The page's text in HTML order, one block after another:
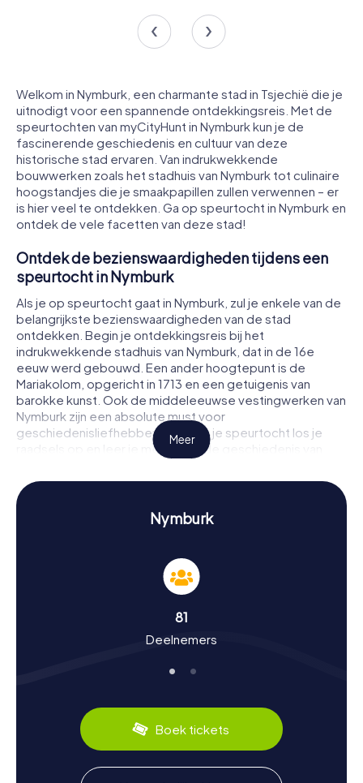
Welkom in Nymburk, een charmante stad in Tsjechië die je
uitnodigt voor een spannende ontdekkingsreis. Met de
speurtochten van myCityHunt in Nymburk kun je de
fascinerende geschiedenis en cultuur van deze
historische stad ervaren. Van indrukwekkende
bouwwerken zoals het stadhuis van Nymburk tot culinaire
hoogstandjes die je smaakpapillen zullen verwennen – er
is hier veel te ontdekken. Ga op speurtocht in Nymburk en
ontdek de vele facetten van deze stad!
Ontdek de bezienswaardigheden tijdens een
speurtocht in Nymburk
Als je op speurtocht gaat in Nymburk, zul je enkele van de
belangrijkste bezienswaardigheden van de stad
ontdekken. Begin je ontdekkingsreis bij het
indrukwekkende stadhuis van Nymburk, dat in de 16e
eeuw werd gebouwd. Een ander hoogtepunt is de
Mariakolom, opgericht in 1713 en een getuigenis van
barokke kunst. Ook de middeleeuwse vestingwerken van
Nymburk zijn een absolute must voor
geschiedenisliefhebbers. Tijdens je speurtocht los je
raadsels op en leer je meer over de geschiedenis van
Ervaar geschiedenis en cultuur tijdens een
speurtocht in Nymburk
achtergrond die teruggaat tot het jaar 1275, toen het
werd gesticht door de Boheemse koning Přemysl Otakar
II. Tijdens de myCityHunt speurtochten in Nymburk leer je
de Hussietenrevolutie tot de Tsjechische nationale
wedergeboorte. Wist je dat de stad tijdens de
verwoest? Naast de geschiedenis kun je ook de culturele
lokale specialiteiten die je een authentieke smaak van
Nymburk bieden.
Verken de omgeving na de speurtocht in
Meer
Nymburk
81
Deelnemers
Boek tickets